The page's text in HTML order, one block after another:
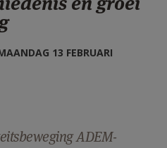
13 FEBRUARI
ADEM-